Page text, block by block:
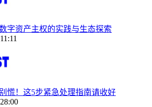
字资产主权的实践与生态探索
慌！这5步紧急处理指南请收好